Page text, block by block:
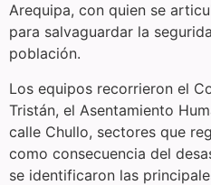
Arequipa, con quien se
para salvaguardar la
población.
Los equipos recorrieron el
Tristán, el Asentamiento
calle Chullo, sectores que
como consecuencia del
se identificaron las